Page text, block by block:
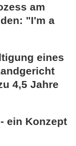
am
"I'm a
eines
4,5 Jahre
ein Konzept